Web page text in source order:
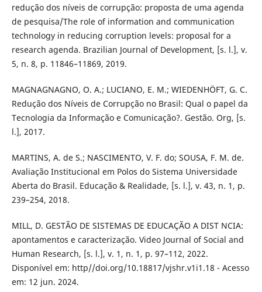
redução dos níveis de corrupção: proposta de uma agenda
de pesquisa/The role of information and communication
technology in reducing corruption levels: proposal for a
research agenda. Brazilian Journal of Development, [s. l.], v.
5, n. 8, p. 11846–11869, 2019.
MAGNAGNAGNO, O. A.; LUCIANO, E. M.; WIEDENHÖFT, G. C.
Redução dos Níveis de Corrupção no Brasil: Qual o papel da
Tecnologia da Informação e Comunicação?. Gestão. Org, [s.
l.], 2017.
MARTINS, A. de S.; NASCIMENTO, V. F. do; SOUSA, F. M. de.
Avaliação Institucional em Polos do Sistema Universidade
Aberta do Brasil. Educação & Realidade, [s. l.], v. 43, n. 1, p.
239–254, 2018.
MILL, D. GESTÃO DE SISTEMAS DE EDUCAÇÃO A DIST NCIA:
apontamentos e caracterização. Video Journal of Social and
Human Research, [s. l.], v. 1, n. 1, p. 97–112, 2022.
Disponível em: http//doi.org/10.18817/vjshr.v1i1.18 - Acesso
em: 12 jun. 2024.